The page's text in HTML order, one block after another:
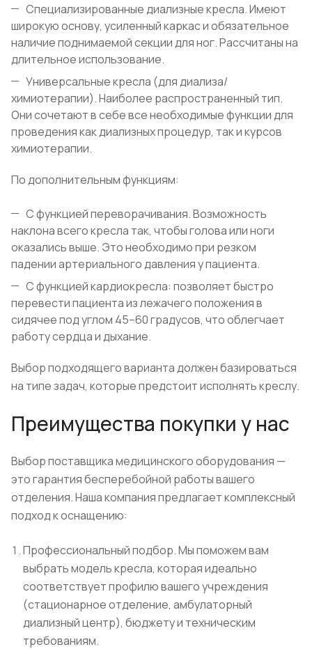
Специализированные диализные кресла. Имеют
широкую основу, усиленный каркас и обязательное
наличие поднимаемой секции для ног. Рассчитаны на
длительное использование.
Универсальные кресла (для диализа/
химиотерапии). Наиболее распространенный тип.
Они сочетают в себе все необходимые функции для
проведения как диализных процедур, так и курсов
химиотерапии.
По дополнительным функциям:
С функцией переворачивания. Возможность
наклона всего кресла так, чтобы голова или ноги
оказались выше. Это необходимо при резком
падении артериального давления у пациента.
С функцией кардиокресла: позволяет быстро
перевести пациента из лежачего положения в
сидячее под углом 45–60 градусов, что облегчает
работу сердца и дыхание.
Выбор подходящего варианта должен базироваться
на типе задач, которые предстоит исполнять креслу.
Преимущества покупки у нас
Выбор поставщика медицинского оборудования —
это гарантия бесперебойной работы вашего
отделения. Наша компания предлагает комплексный
подход к оснащению:
Профессиональный подбор. Мы поможем вам
выбрать модель кресла, которая идеально
соответствует профилю вашего учреждения
(стационарное отделение, амбулаторный
диализный центр), бюджету и техническим
требованиям.